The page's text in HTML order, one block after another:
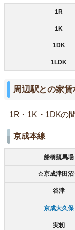
1R
1K
1DK
1LDK
周辺駅との家
1R・1K・1DKの
京成本線
船橋競馬場
☆京成津田
谷津
京成大久保
実籾